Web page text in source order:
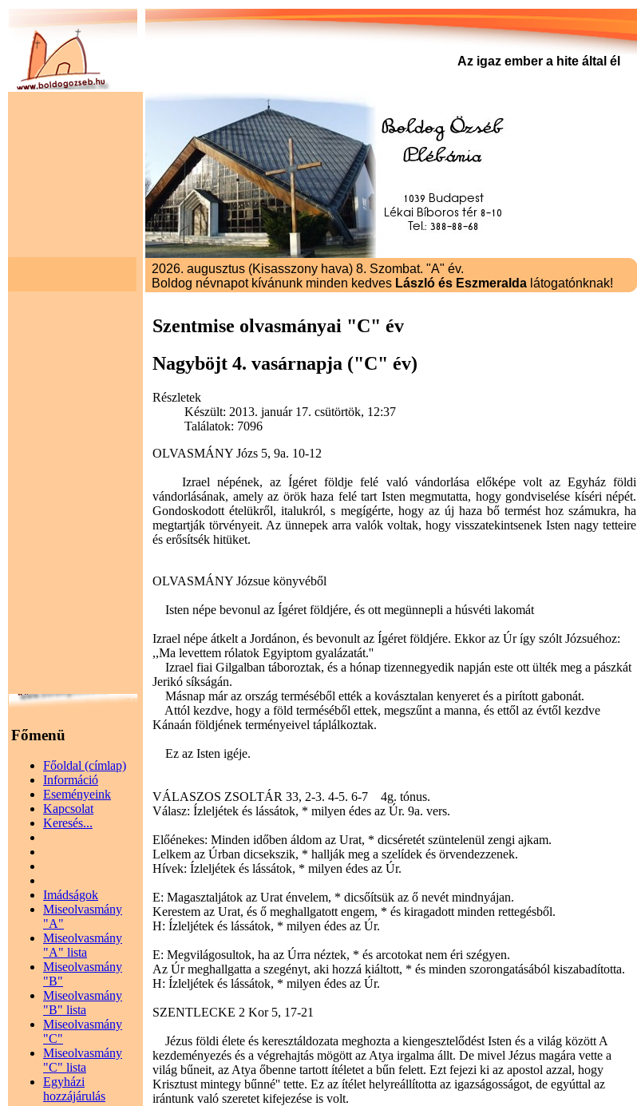
Az igaz ember a hite által él
Főmenü
Főoldal (címlap)
Információ
Eseményeink
Kapcsolat
Keresés...
Imádságok
Miseolvasmány
"A"
Miseolvasmány
"A" lista
Miseolvasmány
"B"
Miseolvasmány
"B" lista
Miseolvasmány
"C"
Miseolvasmány
"C" lista
Egyházi
hozzájárulás
2026. augusztus (Kisasszony hava) 8. Szombat. "A" év.
Boldog névnapot kívánunk minden kedves László és Eszmeralda látogatónknak!
Szentmise olvasmányai "C" év
Nagyböjt 4. vasárnapja ("C" év)
Részletek
Készült: 2013. január 17. csütörtök, 12:37
Találatok: 7096
OLVASMÁNY Józs 5, 9a. 10-12
Izrael népének, az Ígéret földje felé való vándorlása előképe volt az Egyház földi
vándorlásának, amely az örök haza felé tart Isten megmutatta, hogy gondviselése kíséri népét.
Gondoskodott ételükről, italukról, s megígérte, hogy az új haza bő termést hoz számukra, ha
megtartják törvényeit. Az ünnepek arra valók voltak, hogy visszatekintsenek Isten nagy tetteire
és erősítsék hitüket.
OLVASMÁNY Józsue könyvéből
Isten népe bevonul az Ígéret földjére, és ott megünnepli a húsvéti lakomát
Izrael népe átkelt a Jordánon, és bevonult az Ígéret földjére. Ekkor az Úr így szólt Józsuéhoz:
,,Ma levettem rólatok Egyiptom gyalázatát.''
Izrael fiai Gilgalban táboroztak, és a hónap tizennegyedik napján este ott ülték meg a pászkát
Jerikó síkságán.
Másnap már az ország terméséből ették a kovásztalan kenyeret és a pirított gabonát.
Attól kezdve, hogy a föld terméséből ettek, megszűnt a manna, és ettől az évtől kezdve
Kánaán földjének terményeivel táplálkoztak.
Ez az Isten igéje.
VÁLASZOS ZSOLTÁR 33, 2-3. 4-5. 6-7 4g. tónus.
Válasz: Ízleljétek és lássátok, * milyen édes az Úr. 9a. vers.
Előénekes: Minden időben áldom az Urat, * dicséretét szüntelenül zengi ajkam.
Lelkem az Úrban dicsekszik, * hallják meg a szelídek és örvendezzenek.
Hívek: Ízleljétek és lássátok, * milyen édes az Úr.
E: Magasztaljátok az Urat énvelem, * dicsőítsük az ő nevét mindnyájan.
Kerestem az Urat, és ő meghallgatott engem, * és kiragadott minden rettegésből.
H: Ízleljétek és lássátok, * milyen édes az Úr.
E: Megvilágosultok, ha az Úrra néztek, * és arcotokat nem éri szégyen.
Az Úr meghallgatta a szegényt, aki hozzá kiáltott, * és minden szorongatásából kiszabadította.
H: Ízleljétek és lássátok, * milyen édes az Úr.
SZENTLECKE 2 Kor 5, 17-21
Jézus földi élete és keresztáldozata meghozta a kiengesztelődést Isten és a világ között A
kezdeményezés és a végrehajtás mögött az Atya irgalma állt. De mivel Jézus magára vette a
világ bűneit, az Atya őbenne tartott ítéletet a bűn felett. Ezt fejezi ki az apostol azzal, hogy
Krisztust mintegy bűnné'' tette. Ez az ítélet helyreállította az igazságosságot, de egyúttal az
irántunk való szeretet kifejezése is volt.